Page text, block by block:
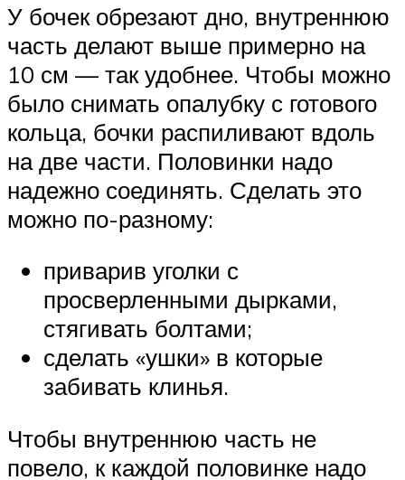
У бочек обрезают дно, внутреннюю
часть делают выше примерно на
10 см — так удобнее. Чтобы можно
было снимать опалубку с готового
кольца, бочки распиливают вдоль
на две части. Половинки надо
надежно соединять. Сделать это
можно по-разному:
приварив уголки с
просверленными дырками,
стягивать болтами;
сделать «ушки» в которые
забивать клинья.
Чтобы внутреннюю часть не
повело, к каждой половинке надо